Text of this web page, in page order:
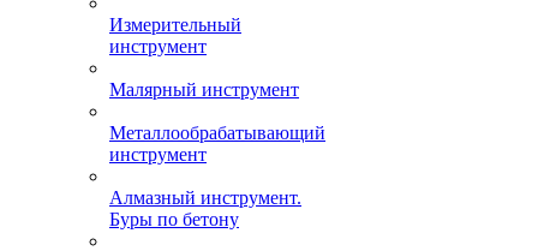
Измерительный
инструмент
Малярный инструмент
Металлообрабатывающий
инструмент
Алмазный инструмент.
Буры по бетону